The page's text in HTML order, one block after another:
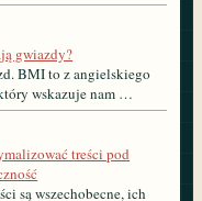
gwiazdy?
BMI to z angielskiego
wskazuje nam …
treści pod
są wszechobecne, ich